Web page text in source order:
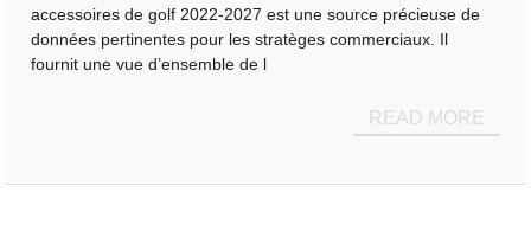
accessoires de golf 2022-2027 est une source précieuse de
données pertinentes pour les stratèges commerciaux. Il
fournit une vue d’ensemble de l
READ MORE